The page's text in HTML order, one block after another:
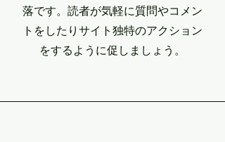
落です。読者が気軽に質問やコメン
トをしたりサイト独特のアクション
をするように促しましょう。